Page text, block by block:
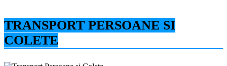
TRANSPORT PERSOANE SI
COLETE